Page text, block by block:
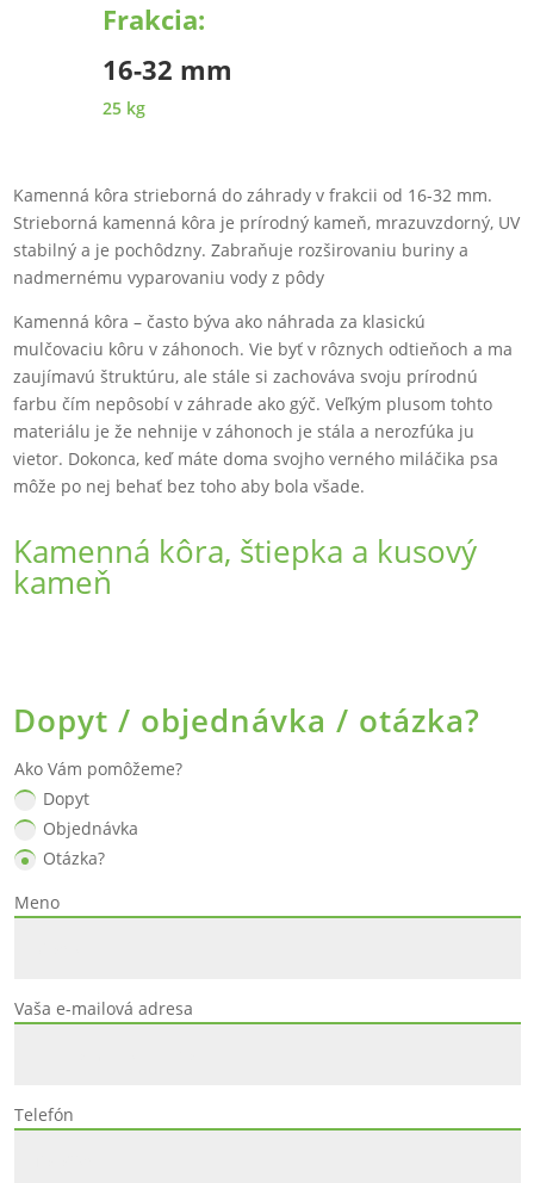
Frakcia:
16-32 mm
25 kg
Kamenná kôra strieborná do záhrady v frakcii od 16-32 mm.
Strieborná kamenná kôra je prírodný kameň, mrazuvzdorný, UV
stabilný a je pochôdzny. Zabraňuje rozširovaniu buriny a
nadmernému vyparovaniu vody z pôdy
Kamenná kôra – často býva ako náhrada za klasickú
mulčovaciu kôru v záhonoch. Vie byť v rôznych odtieňoch a ma
zaujímavú štruktúru, ale stále si zachováva svoju prírodnú
farbu čím nepôsobí v záhrade ako gýč. Veľkým plusom tohto
materiálu je že nehnije v záhonoch je stála a nerozfúka ju
vietor. Dokonca, keď máte doma svojho verného miláčika psa
môže po nej behať bez toho aby bola všade.
Kamenná kôra, štiepka a kusový
kameň
Dopyt / objednávka / otázka?
Ako Vám pomôžeme?
Dopyt
Objednávka
Otázka?
Meno
Vaša e-mailová adresa
Telefón